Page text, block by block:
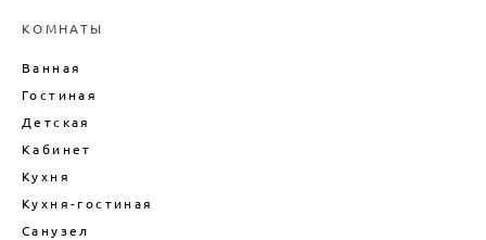
ПОДБОР МЕБЕЛИ ДЛЯ ИНТЕРЬЕРА
ВАННОЙ
ГОСТИНОЙ
ЦЕНЫ НА ПРОЕКТИРОВАНИЕ
КОМНАТЫ
Ванная
Гостиная
Детская
Кабинет
Кухня
Кухня-гостиная
Санузел